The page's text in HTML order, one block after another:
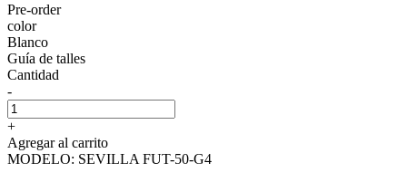
Pre-order
color
Blanco
Guía de talles
Cantidad
-
+
Agregar al carrito
MODELO: SEVILLA FUT-50-G4